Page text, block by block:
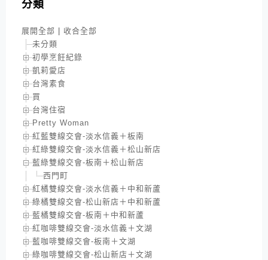
分類
展開全部
收合全部
未分類
初學烹飪紀錄
凱莉愛店
台灣素食
買
台灣住宿
Pretty Woman
紅藍雙線交會-淡水信義＋板南
紅綠雙線交會-淡水信義＋松山新店
藍綠雙線交會-板南＋松山新店
西門町
紅橘雙線交會-淡水信義＋中和新蘆
綠橘雙線交會-松山新店＋中和新蘆
藍橘雙線交會-板南＋中和新蘆
紅咖啡雙線交會-淡水信義＋文湖
藍咖啡雙線交會-板南＋文湖
綠咖啡雙線交會-松山新店＋文湖